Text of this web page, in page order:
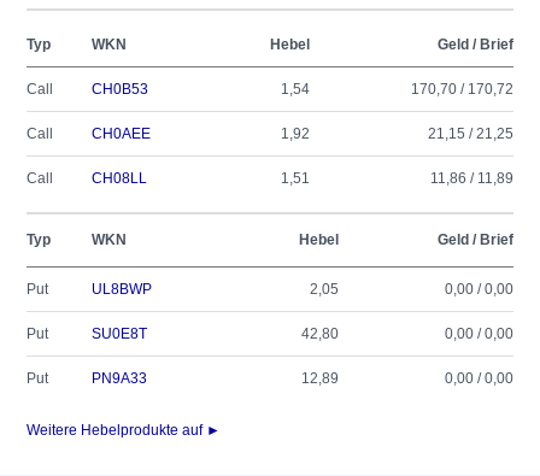
Typ WKN Hebel Geld / Brief
Call CH0B53 1,54 170,70 / 170,72
Call CH0AEE 1,92 21,15 / 21,25
Call CH08LL 1,51 11,86 / 11,89
Typ WKN Hebel Geld / Brief
Put UL8BWP 2,05 0,00 / 0,00
Put SU0E8T 42,80 0,00 / 0,00
Put PN9A33 12,89 0,00 / 0,00
Weitere Hebelprodukte auf ►